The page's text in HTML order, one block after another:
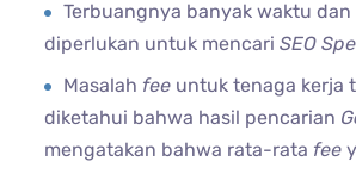
Terbuangnya banyak waktu
diperlukan untuk mencariSEO
Masalah fee untuk tenaga kerja
diketahui bahwa hasil pencarian
mengatakan bahwa rata-rata fee